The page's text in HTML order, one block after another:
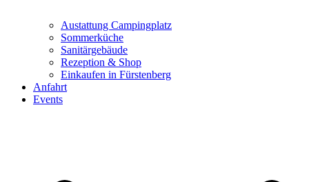
Austattung Campingplatz
Sommerküche
Sanitärgebäude
Rezeption & Shop
Einkaufen in Fürstenberg
Anfahrt
Events